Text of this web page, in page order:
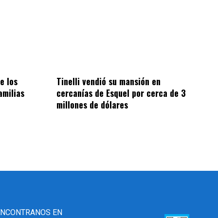
los
Tinelli vendió su mansión en
cercanías de Esquel por cerca de 3
millones de dólares
EN